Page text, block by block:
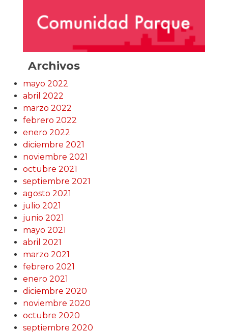
Archivos
mayo 2022
abril 2022
marzo 2022
febrero 2022
enero 2022
diciembre 2021
noviembre 2021
octubre 2021
septiembre 2021
agosto 2021
julio 2021
junio 2021
mayo 2021
abril 2021
marzo 2021
febrero 2021
enero 2021
diciembre 2020
noviembre 2020
octubre 2020
septiembre 2020